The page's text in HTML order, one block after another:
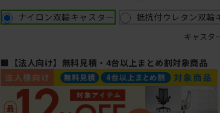
ナイロン双輪キャスター 抵抗付ウレタン双輪
キャスタ
■【法人向け】無料見積・4台以上まとめ割対象商品